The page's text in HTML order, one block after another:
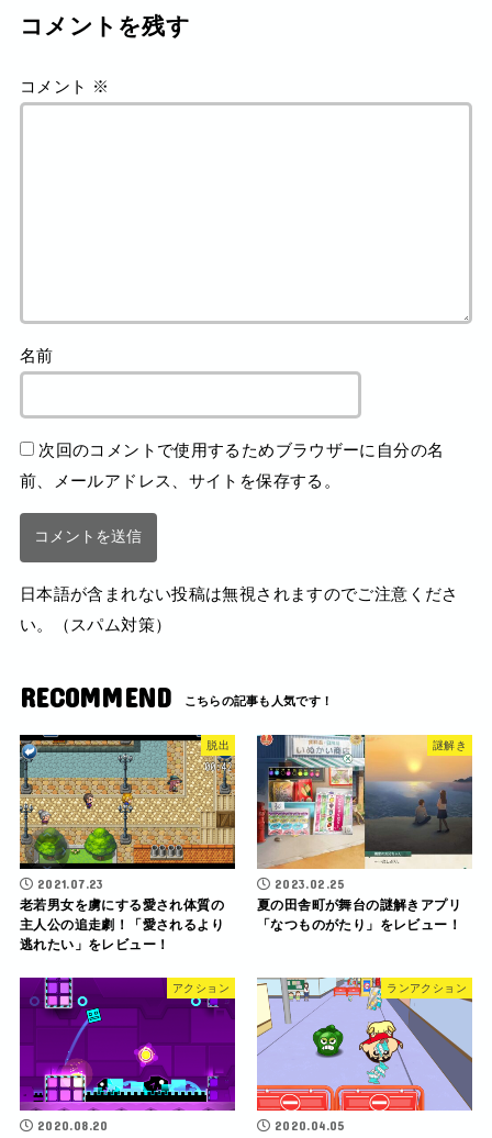
コメントを残す
コメント ※
名前
次回のコメントで使用するためブラウザーに自分の名
前、メールアドレス、サイトを保存する。
日本語が含まれない投稿は無視されますのでご注意くださ
い。（スパム対策）
RECOMMEND
脱出
2021.07.23
老若男女を虜にする愛され体質の
主人公の追走劇！「愛されるより
逃れたい」をレビュー！
謎解き
2023.02.25
夏の田舎町が舞台の謎解きアプリ
「なつものがたり」をレビュー！
アクション
2020.08.20
ランアクション
2020.04.05